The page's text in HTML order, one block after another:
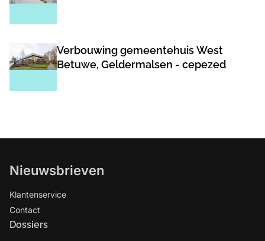
Verbouwing gemeentehuis West
Betuwe, Geldermalsen - cepezed
Nieuwsbrieven
Klantenservice
Contact
Dossiers